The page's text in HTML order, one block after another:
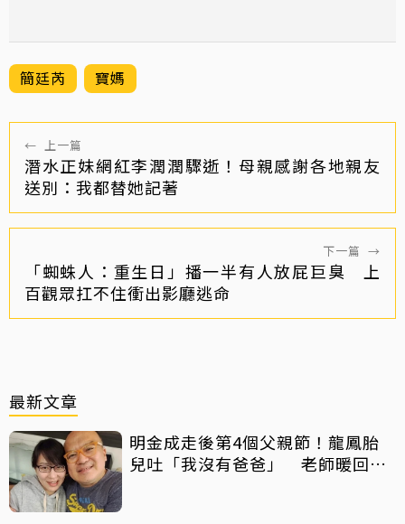
簡廷芮 寶媽
← 上一篇
潛水正妹網紅李潤潤驟逝！母親感謝各地親友
送別：我都替她記著
下一篇 →
「蜘蛛人：重生日」播一半有人放屁巨臭 上
百觀眾扛不住衝出影廳逃命
最新文章
明金成走後第4個父親節！龍鳳胎
兒吐「我沒有爸爸」 老師暖回一